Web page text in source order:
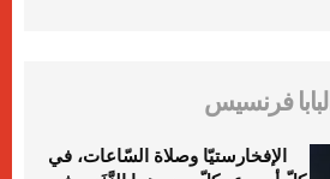
البابا فرنسيس
الإفخارستيّا وصلاة السّاعات، في